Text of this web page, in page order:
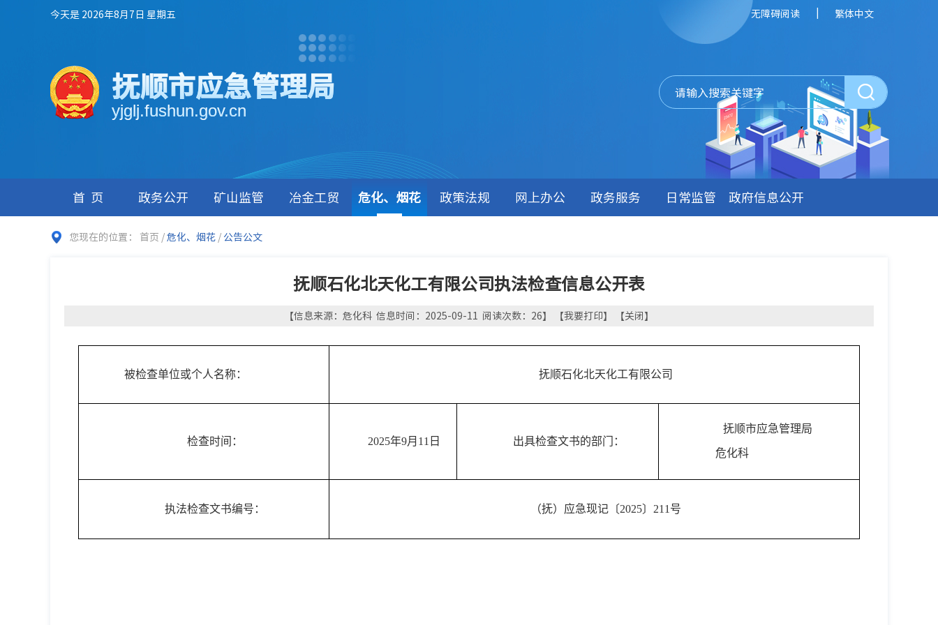
今天是 2026年8月7日 星期五 无障碍阅读 | 繁体中文
抚顺市应急管理局
yjglj.fushun.gov.cn
首页 政务公开 矿山监管 冶金工贸 危化、烟花 政策法规 网上办公 政务服务 日常监管 政府信息公开
您现在的位置： 首页 /危化、烟花 / 公告公文
抚顺石化北天化工有限公司执法检查信息公开表
【信息来源：危化科 信息时间：2025-09-11 阅读次数： 26】 【我要打印】 【关闭】
被检查单位或个人名称： 抚顺石化北天化工有限公司
检查时间： 2025年9月11日 出具检查文书的部门：
抚顺市应急管理局
危化科
执法检查文书编号： （抚）应急现记〔2025〕211号